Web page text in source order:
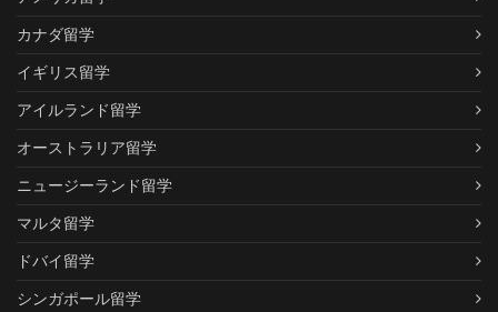
カナダ留学
イギリス留学
アイルランド留学
オーストラリア留学
ニュージーランド留学
マルタ留学
ドバイ留学
シンガポール留学